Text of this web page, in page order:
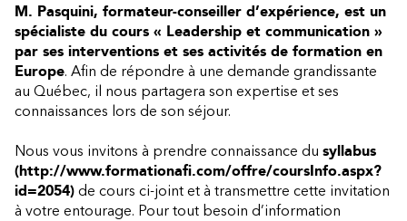
M. Pasquini, formateur-conseiller d’expérience, est un
spécialiste du cours « Leadership et communication »
par ses interventions et ses activités de formation en
Europe. Afin de répondre à une demande grandissante
au Québec, il nous partagera son expertise et ses
connaissances lors de son séjour.
Nous vous invitons à prendre connaissance du syllabus
(http://www.formationafi.com/offre/coursInfo.aspx?
id=2054) de cours ci-joint et à transmettre cette invitation
à votre entourage. Pour tout besoin d’information